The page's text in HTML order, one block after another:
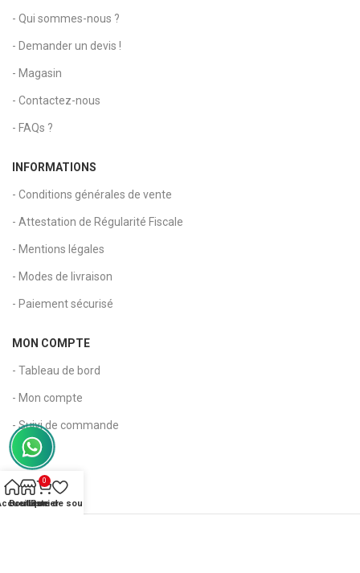
- Qui sommes-nous ?
- Demander un devis !
- Magasin
- Contactez-nous
- FAQs ?
INFORMATIONS
- Conditions générales de vente
- Attestation de Régularité Fiscale
- Mentions légales
- Modes de livraison
- Paiement sécurisé
MON COMPTE
- Tableau de bord
- Mon compte
- Suivi de commande
- Panier
- Wishlist
Boutique
0
Panier
Liste de souhaits